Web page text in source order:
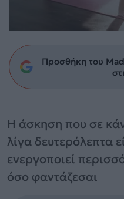
Προσθήκη του
Η άσκηση που σε
λίγα δευτερόλεπτα
ενεργοποιεί
όσο φαντάζεσαι